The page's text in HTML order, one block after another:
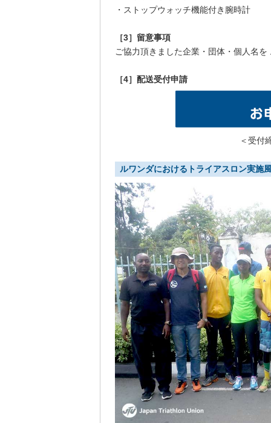
・ストップウォッチ機能付き腕時計
［3］留意事項
ご協力頂きました企業・団体・個人名
［4］配送受付申請
＜受付
ルワンダにおけるトライアスロン実施